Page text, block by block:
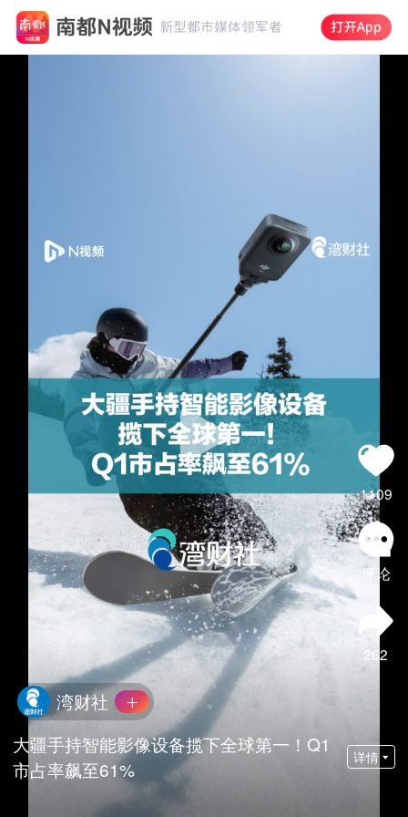
1109
评论
262
湾财社
大疆手持智能影像设备揽下全球第一！Q1
市占率飙至61%
详情